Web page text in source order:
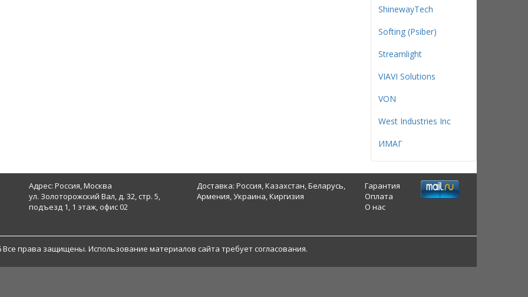
ShinewayTech
Softing (Psiber)
Streamlight
VIAVI Solutions
VON
West Industries Inc
ИМАГ
Адрес: Россия, Москва
ул. Золоторожский Вал, д. 32, стр. 5,
подъезд 1, 1 этаж, офис 02
Доставка: Россия, Казахстан, Беларусь,
Армения, Украина, Киргизия
Гарантия
Оплата
О нас
Все права защищены. Использование материалов сайта требует согласования.